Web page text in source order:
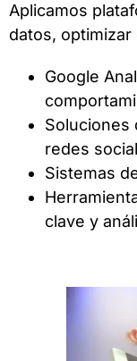
Aplicamos
datos,
Google
Soluciones
redes
Sistemas
clave y